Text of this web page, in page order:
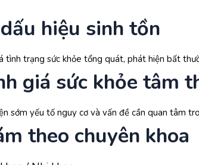
hiệu sinh tồn
tình trạng sức khỏe tổng quát, phát hiện bất
giá sức khỏe tâm
sớm yếu tố nguy cơ và vấn đề cần quan tâm
theo chuyên khoa